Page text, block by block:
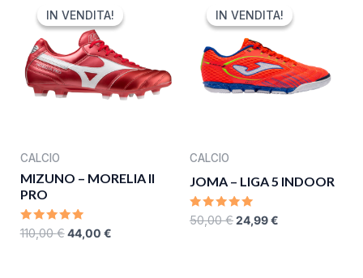
IN VENDITA!
IN VENDITA!
CALCIO
MIZUNO – MORELIA II
PRO
RATED
0
110,00€
PRICE
WAS:
110,00 €.
44,00 €
PRICE
IS:
IN VENDITA!
IN VENDITA!
CALCIO
JOMA – LIGA 5 INDOOR
RATED
0
50,00€
PRICE
WAS:
50,00 €.
24,99€
PRICE
IS: